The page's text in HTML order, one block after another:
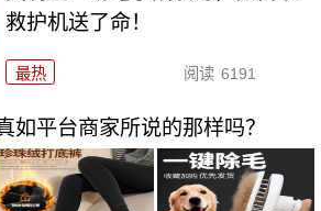
救护机送了命！
最热 阅读 6191
如平台商家所说的那样吗？